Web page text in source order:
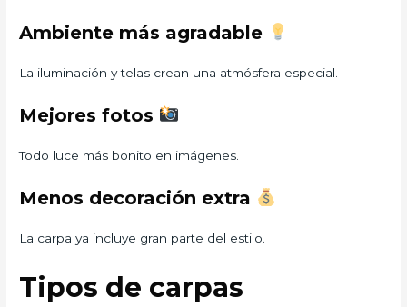
Ambiente más agradable
La iluminación y telas crean una atmósfera especial.
Mejores fotos
Todo luce más bonito en imágenes.
Menos decoración extra
La carpa ya incluye gran parte del estilo.
Tipos de carpas